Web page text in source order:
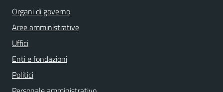
Organi di governo
Aree amministrative
Uffici
Enti e fondazioni
Politici